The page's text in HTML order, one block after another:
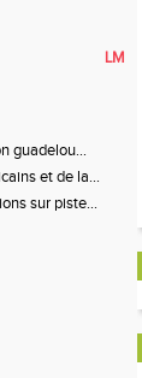
LM
guadelou...
et de la...
sur piste...